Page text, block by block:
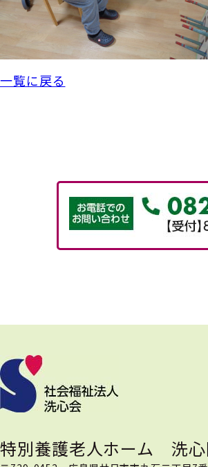
一覧に戻る
特別養護老人ホーム 洗心